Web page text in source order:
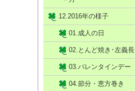
12.2016年の様子
01.成人の日
02.とんど焼き･左義長
03.バレンタインデー
04.節分・恵方巻き